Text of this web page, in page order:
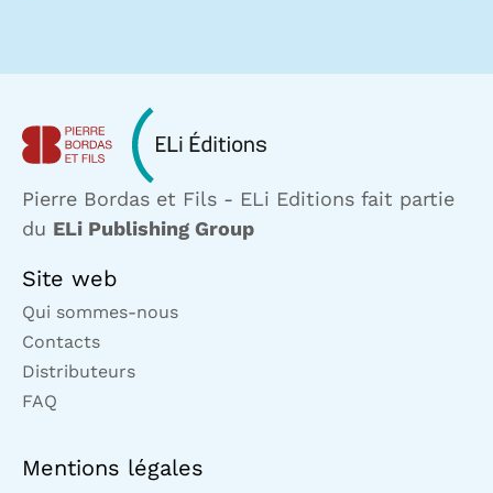
Pierre Bordas et Fils - ELi Editions fait partie
du ELi Publishing Group
Site web
Qui sommes-nous
Contacts
Distributeurs
FAQ
Mentions légales